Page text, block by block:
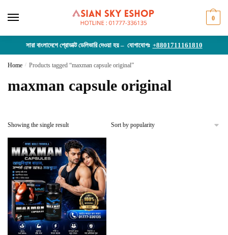
0
সারা বাংলাদেশে প্রোডাক্ট ডেলিভারি দেওয়া হয় – যোগাযোগঃ +8801711161810
Home / Products tagged “maxman capsule original”
maxman capsule original
Showing the single result